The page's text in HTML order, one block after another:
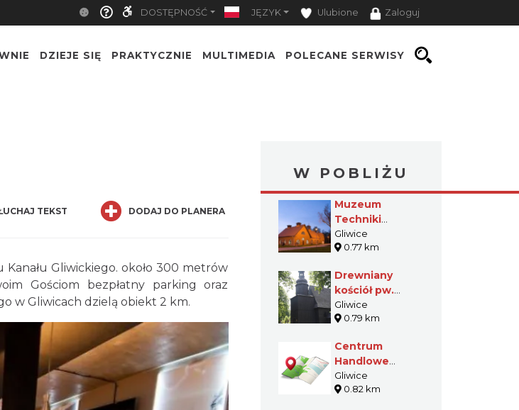
DOSTĘPNOŚĆ JĘZYK Ulubione Zaloguj
DZIEJE SIĘ PRAKTYCZNIE MULTIMEDIA POLECANE SERWISY
TEKST DODAJ DO PLANERA
Gliwickiego. około 300 metrów
Gościom bezpłatny parking oraz
w Gliwicach dzielą obiekt 2 km.
W POBLIŻU
Muzeum
Techniki
Sanitarnej
Gliwice
0.77 km
Drewniany
kościół pw.
Wniebowzięcia
Najświętszej
Gliwicach
Gliwice
0.79 km
Centrum
Handlowe
Arena
Gliwice
0.82 km